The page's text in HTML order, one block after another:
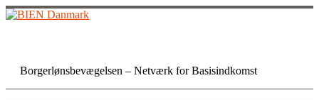
Skip
to
Borgerlønsbevægelsen – Netværk for Basisindkomst